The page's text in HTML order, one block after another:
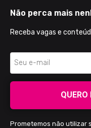
Não perca mais
Receba vagas e
QUERO
Prometemos não utilizar